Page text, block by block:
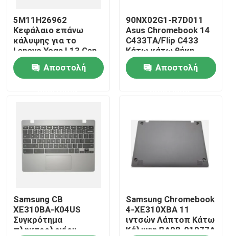
Περίπου εμείς
Γύρος εργοστασίων
Μας ελάτε σε επαφή με
Αντικατάσταση οθόνης Lenovo LCD
Αντικατάσταση οθόνης της Dell LCD
5M11H26962
Κεφάλαιο επάνω
κάλυψης για το
Lenovo Yoga L13 Gen
3
Αποστολή
90NX02G1-R7D011
Asus Chromebook 14
C433TA/Flip C433
Κάτω κάτω θήκη
Ασημένιο
Αποστολή
Samsung CB
XE310BA-K04US
Συγκρότημα
πληκτρολογίου
Samsung Chromebook
4-XE310XBA 11
ιντσών Λάπτοπ Κάτω
Κάλυψη BA98-01977A